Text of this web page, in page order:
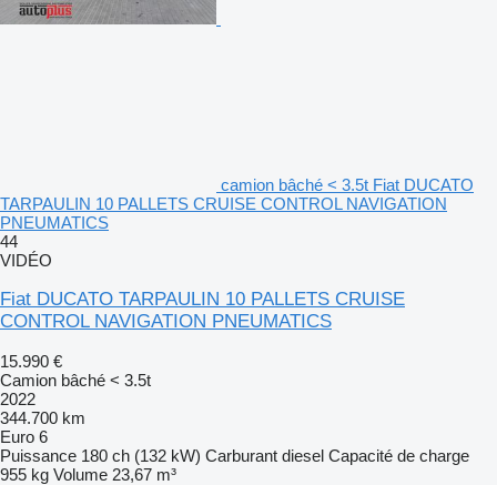
camion bâché < 3.5t Fiat DUCATO
TARPAULIN 10 PALLETS CRUISE CONTROL NAVIGATION
PNEUMATICS
44
VIDÉO
Fiat DUCATO TARPAULIN 10 PALLETS CRUISE
CONTROL NAVIGATION PNEUMATICS
15.990 €
Camion bâché < 3.5t
2022
344.700 km
Euro 6
Puissance 180 ch (132 kW) Carburant diesel Capacité de charge
955 kg Volume 23,67 m³